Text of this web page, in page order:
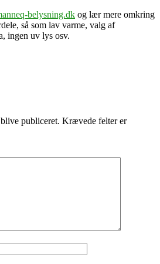
belysning.dk og lær mere omkring
så som lav varme, valg af
ingen uv lys osv.
publiceret. Krævede felter er